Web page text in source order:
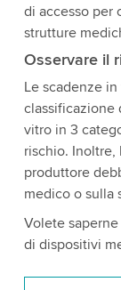
di accesso per
strutture
Osservare il
Le scadenze
classificazione
vitro in 3
rischio. Inoltre,
produttore
medico o sulla
Volete
di dispositivi